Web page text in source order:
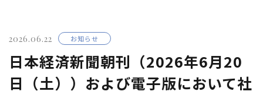
お問い合わせ
メールマガジン
2026.06.22 お知らせ
日本経済新聞朝刊（2026年6月20
日（土））および電子版において社